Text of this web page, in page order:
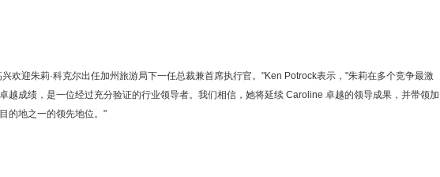
欢迎朱莉·科克尔出任加州旅游局下一任总裁兼首席执行官。"Ken Potrock表示，"朱莉在多个竞争最激
越成绩，是一位经过充分验证的行业领导者。我们相信，她将延续 Caroline 卓越的领导成果，并带领加
的地之一的领先地位。"